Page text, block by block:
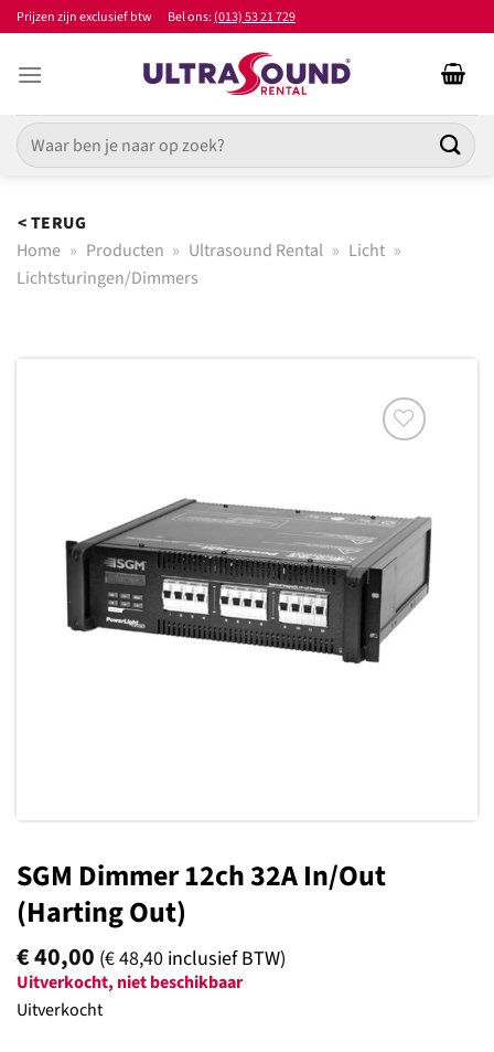
Ga
naar
inhoud
Prijzen zijn exclusief btw Bel ons:(013) 53 21 729
Zoeken
naar:
< TERUG
Home » Producten » Ultrasound Rental » Licht »
Lichtsturingen/Dimmers
aan
verlanglijst
SGM Dimmer 12ch 32A In/Out
(Harting Out)
€40,00 (€48,40 inclusief BTW)
Uitverkocht, niet beschikbaar
Uitverkocht